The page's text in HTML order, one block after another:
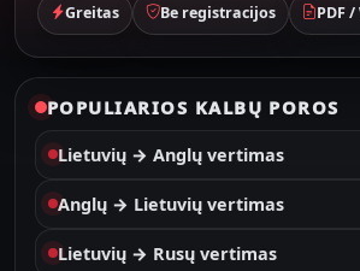
Greitas Be registracijos PDF
POPULIARIOS KALBŲ POROS
Lietuvių → Anglų vertimas
Anglų → Lietuvių vertimas
Lietuvių → Rusų vertimas